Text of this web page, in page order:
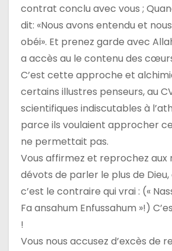
contrat conclu avec vous ;
dit: «Nous avons entendu et
obéi». Et prenez garde avec
a accès au le contenu des
C’est cette approche et
certains illustres penseurs, au
scientifiques indiscutables à
parce ils voulaient approcher
ne permettait pas.
Vous affirmez et reprochez aux
dévots de parler le plus de Dieu,
c’est le contraire qui vrai : («
Fa ansahum Enfussahum »!)
!
Vous nous accusez d’excès de